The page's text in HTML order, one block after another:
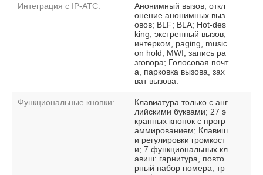
Интеграция с IP-АТС:
Анонимный вызов, откл
онение анонимных выз
овов; BLF; BLA; Hot-des
king, экстренный вызов,
интерком, paging, music
on hold; MWI, запись ра
зговора; Голосовая почт
а, парковка вызова, зах
ват вызова.
Функциональные кнопки:
Клавиатура только с анг
лийскими буквами; 27 э
кранных кнопок с прогр
аммированием; Клавиш
и регулировки громкост
и; 7 функциональных кл
авиш: гарнитура, повто
рный набор номера, тр